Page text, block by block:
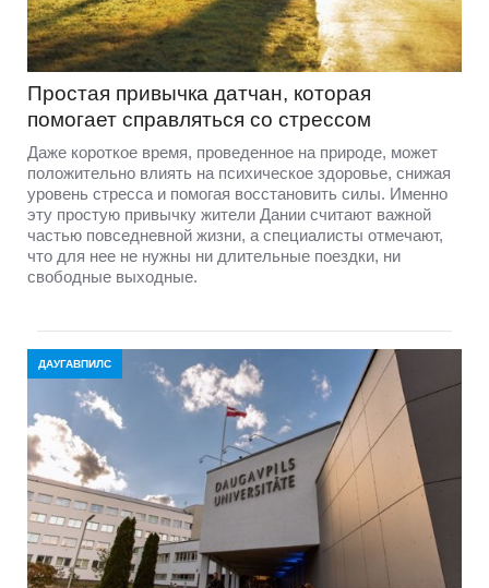
Простая привычка датчан, которая
помогает справляться со стрессом
Даже короткое время, проведенное на природе, может
положительно влиять на психическое здоровье, снижая
уровень стресса и помогая восстановить силы. Именно
эту простую привычку жители Дании считают важной
частью повседневной жизни, а специалисты отмечают,
что для нее не нужны ни длительные поездки, ни
свободные выходные.
ДАУГАВПИЛС